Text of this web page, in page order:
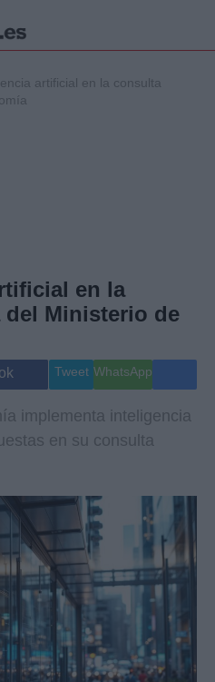
Gente
Musica
artificial en la consulta
en la
Ministerio de
Tweet WhatsApp
implementa inteligencia
en su consulta